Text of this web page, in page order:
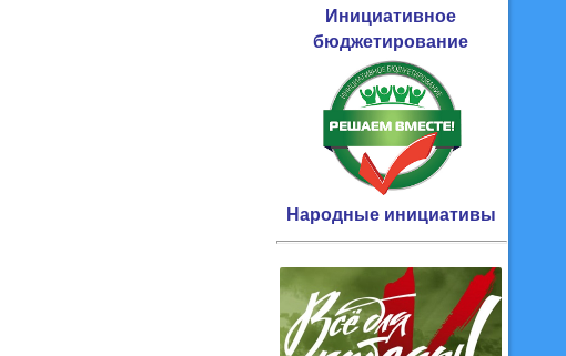
Инициативное
бюджетирование
Народные инициативы